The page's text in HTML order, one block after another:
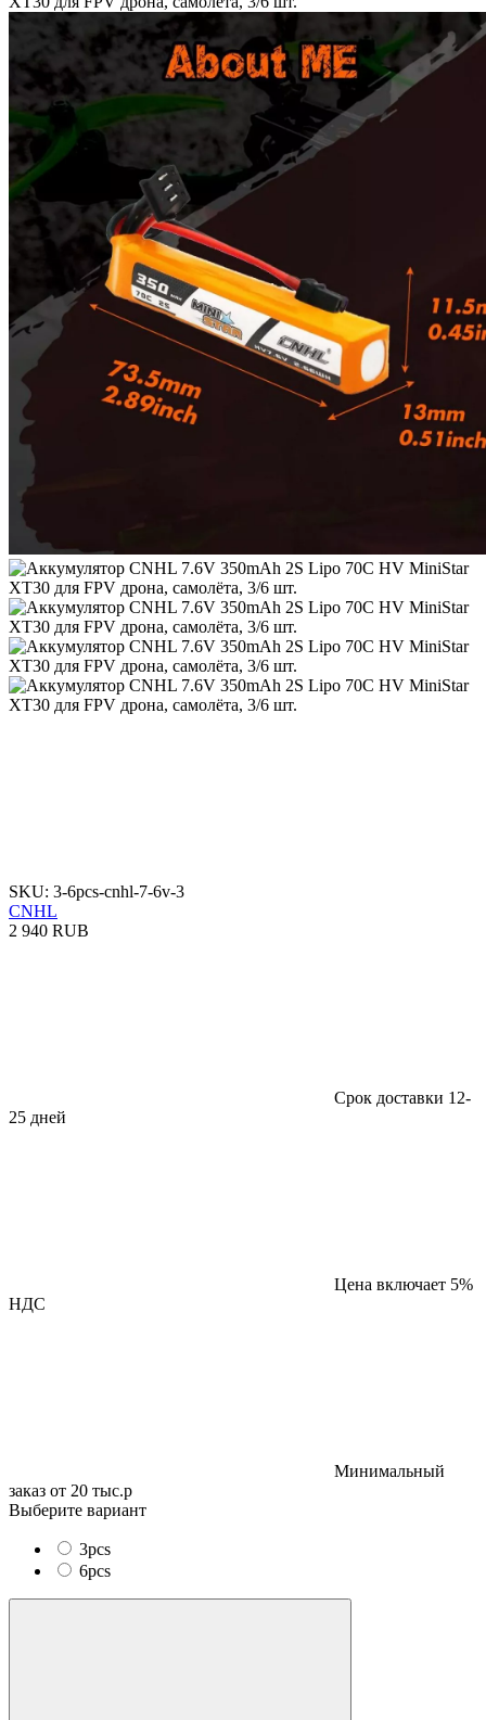
SKU: 3-6pcs-cnhl-7-6v-3
CNHL
2 940 RUB
Срок доставки 12-
25 дней
Цена включает 5%
НДС
Минимальный
заказ от 20 тыс.р
Выберите вариант
3pcs
6pcs